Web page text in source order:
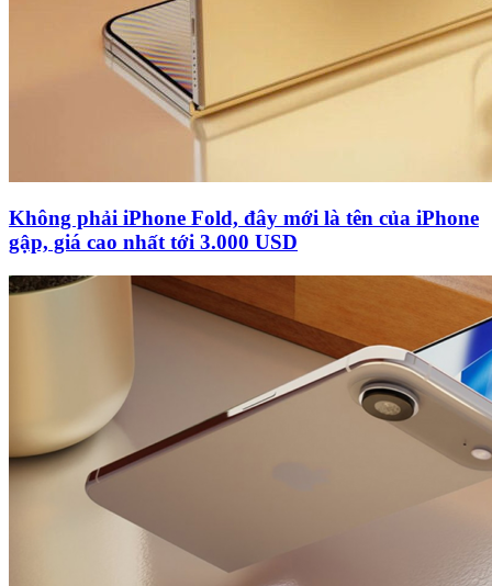
Không phải iPhone Fold, đây mới là tên của iPhone
gập, giá cao nhất tới 3.000 USD